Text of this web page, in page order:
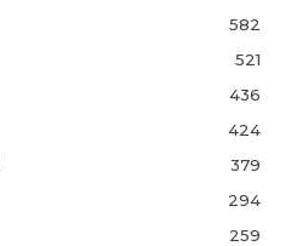
582
521
436
424
379
294
259